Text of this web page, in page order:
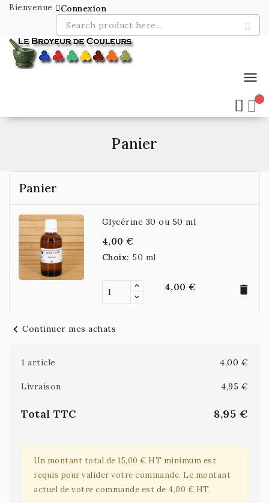
Bienvenue Connexion
menu
Panier
Panier
Glycérine 30 ou 50 ml
4,00 €
Choix: 50 ml
4,00 € delete
chevron_left Continuer mes achats
1 article 4,00 €
Livraison 4,95 €
Total TTC 8,95 €
Un montant total de 15,00 € HT minimum est
requis pour valider votre commande. Le montant
actuel de votre commande est de 4,00 € HT.